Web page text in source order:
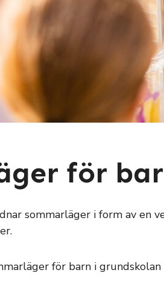
för
sommarläger i form av en
för barn i